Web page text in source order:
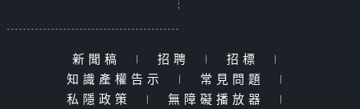
新聞稿 | 招聘 | 招標
|
知識產權告示
| 常見問題
|
私隱政策
| 無障礙播放器 |